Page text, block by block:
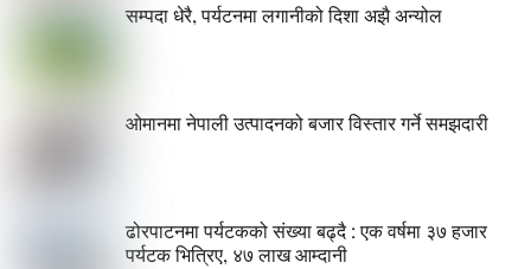
सम्पदा धेरै, पर्यटनमा लगानीको दिशा अझै अन्योल
ओमानमा नेपाली उत्पादनको बजार विस्तार गर्ने समझदारी
ढोरपाटनमा पर्यटकको संख्या बढ्दै : एक वर्षमा ३७ हजार
पर्यटक भित्रिए, ४७ लाख आम्दानी